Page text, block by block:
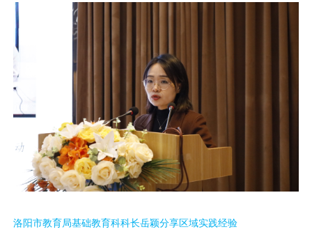
洛阳市教育局基础教育科科长岳颖分享区域实践经验